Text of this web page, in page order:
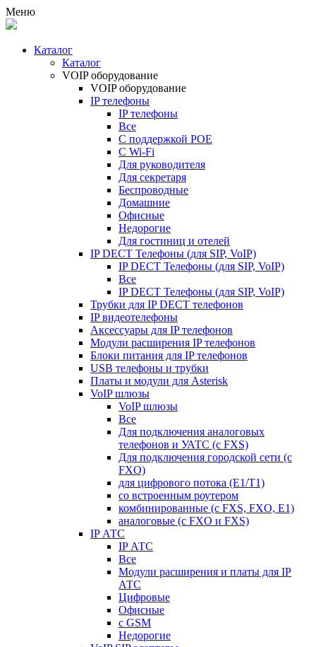
Меню
Каталог
Каталог
VOIP оборудование
VOIP оборудование
IP телефоны
IP телефоны
Все
С поддержкой POE
C Wi-Fi
Для руководителя
Для секретаря
Беспроводные
Домашние
Офисные
Недорогие
Для гостиниц и отелей
IP DECT Телефоны (для SIP, VoIP)
IP DECT Телефоны (для SIP, VoIP)
Все
IP DECT Телефоны (для SIP, VoIP)
Трубки для IP DECT телефонов
IP видеотелефоны
Аксессуары для IP телефонов
Модули расширения IP телефонов
Блоки питания для IP телефонов
USB телефоны и трубки
Платы и модули для Asterisk
VoIP шлюзы
VoIP шлюзы
Все
Для подключения аналоговых
телефонов и УАТС (с FXS)
Для подключения городской сети (с
FXO)
для цифрового потока (E1/T1)
со встроенным роутером
комбинированные (c FXS, FXO, E1)
аналоговые (с FXO и FXS)
IP АТС
IP АТС
Все
Модули расширения и платы для IP
АТС
Цифровые
Офисные
с GSM
Недорогие